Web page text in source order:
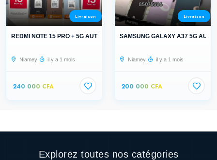
Livraison
REDMI NOTE 15 PRO + 5G AUTHENTIQUE
Niamey il y a 1 mois
240 000 CFA
Livraison
SAMSUNG GALAXY A37 5G
Niamey il y a 1 mois
200 000 CFA
Explorez toutes nos catégories